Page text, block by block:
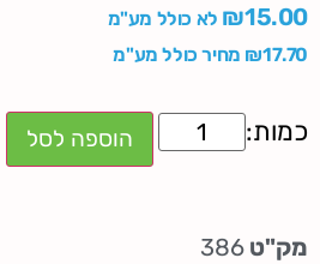
₪15.00
לא כולל מע"מ
₪17.70 מחיר כולל מע"מ
הוספה לסל
מק"ט 386